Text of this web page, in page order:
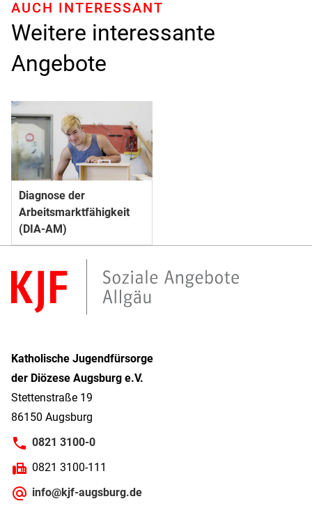
Weitere interessante
Angebote
AUCH INTERESSANT
Diagnose der
Arbeitsmarkt­­fähigkeit
(DIA-AM)
Katholische Jugendfürsorge
der Diözese Augsburg e.V.
Stettenstraße 19
86150 Augsburg
0821 3100-0
0821 3100-111
info@kjf-augsburg.de